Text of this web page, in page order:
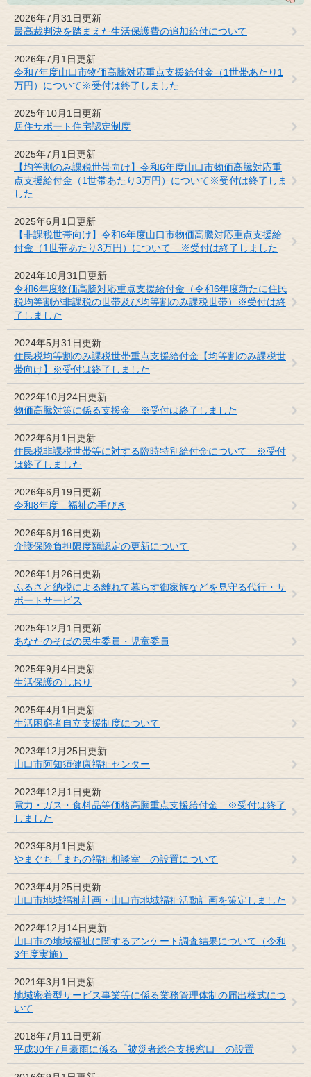
2026年7月31日更新
最高裁判決を踏まえた生活保護費の追加給付について
2026年7月1日更新
令和7年度山口市物価高騰対応重点支援給付金（1世帯あたり1
万円）について※受付は終了しました
2025年10月1日更新
居住サポート住宅認定制度
2025年7月1日更新
【均等割のみ課税世帯向け】令和6年度山口市物価高騰対応重
点支援給付金（1世帯あたり3万円）について※受付は終了しま
した
2025年6月1日更新
【非課税世帯向け】令和6年度山口市物価高騰対応重点支援給
付金（1世帯あたり3万円）について ※受付は終了しました
2024年10月31日更新
令和6年度物価高騰対応重点支援給付金（令和6年度新たに住民
税均等割が非課税の世帯及び均等割のみ課税世帯）※受付は終
了しました
2024年5月31日更新
住民税均等割のみ課税世帯重点支援給付金【均等割のみ課税世
帯向け】※受付は終了しました
2022年10月24日更新
物価高騰対策に係る支援金 ※受付は終了しました
2022年6月1日更新
住民税非課税世帯等に対する臨時特別給付金について ※受付
は終了しました
2026年6月19日更新
令和8年度 福祉の手びき
2026年6月16日更新
介護保険負担限度額認定の更新について
2026年1月26日更新
ふるさと納税による離れて暮らす御家族などを見守る代行・サ
ポートサービス
2025年12月1日更新
あなたのそばの民生委員・児童委員
2025年9月4日更新
生活保護のしおり
2025年4月1日更新
生活困窮者自立支援制度について
2023年12月25日更新
山口市阿知須健康福祉センター
2023年12月1日更新
電力・ガス・食料品等価格高騰重点支援給付金 ※受付は終了
しました
2023年8月1日更新
やまぐち「まちの福祉相談室」の設置について
2023年4月25日更新
山口市地域福祉計画・山口市地域福祉活動計画を策定しました
2022年12月14日更新
山口市の地域福祉に関するアンケート調査結果について（令和
3年度実施）
2021年3月1日更新
地域密着型サービス事業等に係る業務管理体制の届出様式につ
いて
2018年7月11日更新
平成30年7月豪雨に係る「被災者総合支援窓口」の設置